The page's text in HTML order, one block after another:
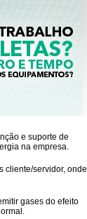
e suporte de
na empresa.
cliente/servidor, onde
gases do efeito